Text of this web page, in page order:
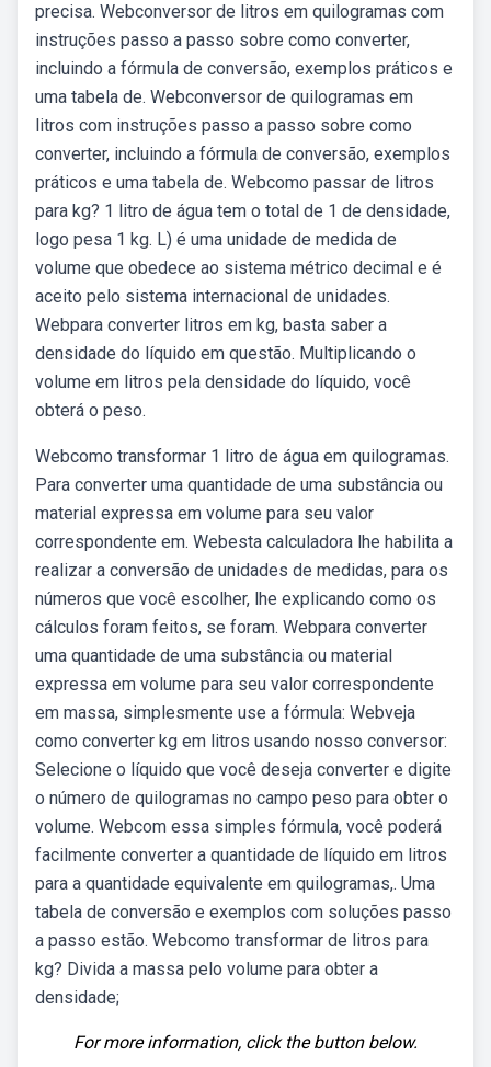
precisa. Webconversor de litros em quilogramas com
instruções passo a passo sobre como converter,
incluindo a fórmula de conversão, exemplos práticos e
uma tabela de. Webconversor de quilogramas em
litros com instruções passo a passo sobre como
converter, incluindo a fórmula de conversão, exemplos
práticos e uma tabela de. Webcomo passar de litros
para kg? 1 litro de água tem o total de 1 de densidade,
logo pesa 1 kg. L) é uma unidade de medida de
volume que obedece ao sistema métrico decimal e é
aceito pelo sistema internacional de unidades.
Webpara converter litros em kg, basta saber a
densidade do líquido em questão. Multiplicando o
volume em litros pela densidade do líquido, você
obterá o peso.
Webcomo transformar 1 litro de água em quilogramas.
Para converter uma quantidade de uma substância ou
material expressa em volume para seu valor
correspondente em. Webesta calculadora lhe habilita a
realizar a conversão de unidades de medidas, para os
números que você escolher, lhe explicando como os
cálculos foram feitos, se foram. Webpara converter
uma quantidade de uma substância ou material
expressa em volume para seu valor correspondente
em massa, simplesmente use a fórmula: Webveja
como converter kg em litros usando nosso conversor:
Selecione o líquido que você deseja converter e digite
o número de quilogramas no campo peso para obter o
volume. Webcom essa simples fórmula, você poderá
facilmente converter a quantidade de líquido em litros
para a quantidade equivalente em quilogramas,. Uma
tabela de conversão e exemplos com soluções passo
a passo estão. Webcomo transformar de litros para
kg? Divida a massa pelo volume para obter a
densidade;
For more information, click the button below.